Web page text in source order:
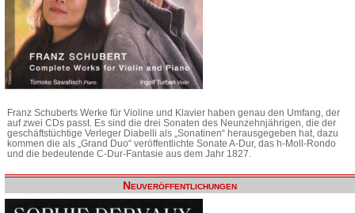
Franz Schuberts Werke für Violine und Klavier haben genau den Umfang, der
auf zwei CDs passt. Es sind die drei Sonaten des Neunzehnjährigen, die der
geschäftstüchtige Verleger Diabelli als „Sonatinen“ herausgegeben hat, dazu
kommen die als „Grand Duo“ veröffentlichte Sonate A-Dur, das h-Moll-Rondo
und die bedeutende C-Dur-Fantasie aus dem Jahr 1827.
Neuveröffentlichungen